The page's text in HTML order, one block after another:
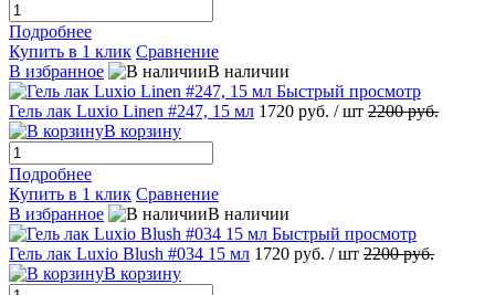
Подробнее
Купить в 1 клик Сравнение
В избранное
В наличии
Быстрый просмотр
Гель лак Luxio Linen #247, 15 мл 1720 руб. / шт 2200 руб.
В корзину
Подробнее
Купить в 1 клик Сравнение
В избранное
В наличии
Быстрый просмотр
Гель лак Luxio Blush #034 15 мл 1720 руб. / шт 2200 руб.
В корзину